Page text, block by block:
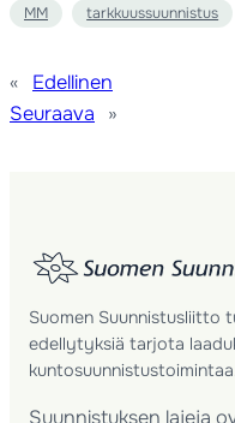
MM tarkkuussuunnistus
«
Edellinen
Seuraava
»
Suomen Suunnistusliitto
edellytyksiä tarjota